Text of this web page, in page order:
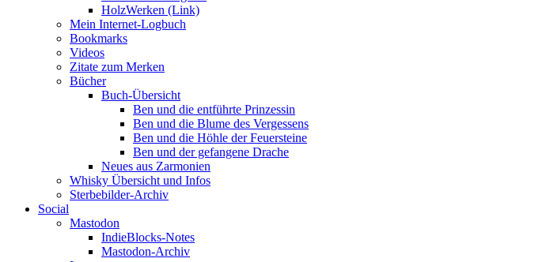
HolzWerken (Link)
Mein Internet-Logbuch
Bookmarks
Videos
Zitate zum Merken
Bücher
Buch-Übersicht
Ben und die entführte Prinzessin
Ben und die Blume des Vergessens
Ben und die Höhle der Feuersteine
Ben und der gefangene Drache
Neues aus Zarmonien
Whisky Übersicht und Infos
Sterbebilder-Archiv
Social
Mastodon
IndieBlocks-Notes
Mastodon-Archiv